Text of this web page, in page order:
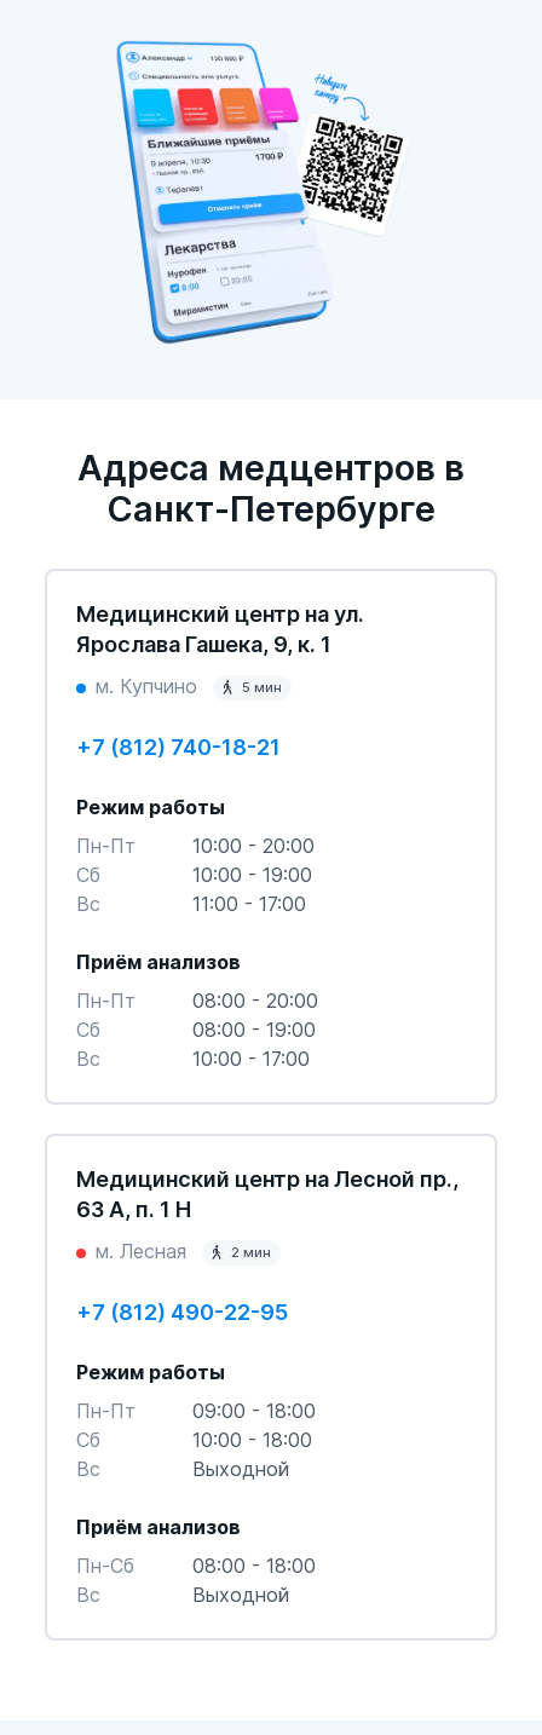
Адреса медцентров в
Санкт-Петербурге
Медицинский центр на ул.
Ярослава Гашека, 9, к. 1
м. Купчино 5 мин
+7 (812) 740-18-21
Режим работы
Пн-Пт
10:00 - 20:00
Cб
10:00 - 19:00
Вс
11:00 - 17:00
Приём анализов
Пн-Пт
08:00 - 20:00
Cб
08:00 - 19:00
Вс
10:00 - 17:00
Медицинский центр на Лесной пр.,
63 А, п. 1 Н
м. Лесная 2 мин
+7 (812) 490-22-95
Режим работы
Пн-Пт
09:00 - 18:00
Cб
10:00 - 18:00
Вс
Выходной
Приём анализов
Пн-Cб
08:00 - 18:00
Вс
Выходной